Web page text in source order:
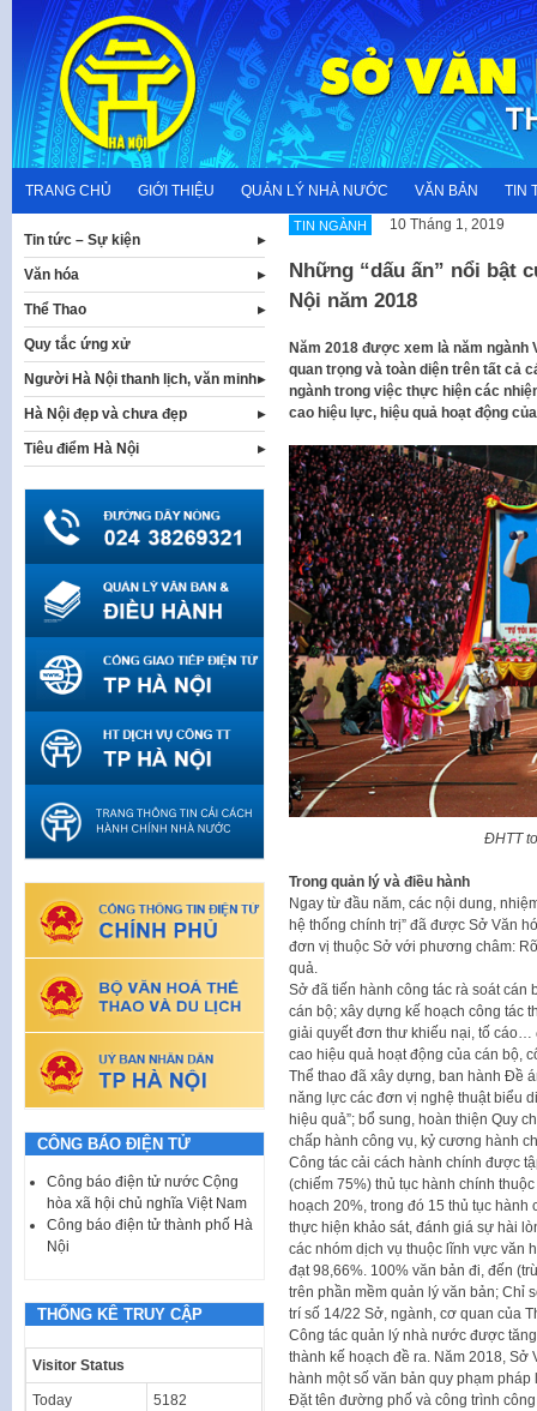
content
TRANG CHỦ GIỚI THIỆU QUẢN LÝ NHÀ NƯỚC VĂN BẢN TIN
TIN NGÀNH 10 Tháng 1, 2019
Những “dấu ấn” nổi bật
Nội năm 2018
Năm 2018 được xem là năm ngành
quan trọng và toàn diện trên tất cả
ngành trong việc thực hiện các
cao hiệu lực, hiệu quả hoạt động
ĐHTT
Trong quản lý và điều hành
Ngay từ đầu năm, các nội dung,
hệ thống chính trị” đã được Sở Văn
đơn vị thuộc Sở với phương châm:
quả.
Sở đã tiến hành công tác rà soát cán
cán bộ; xây dựng kế hoạch công tác
giải quyết đơn thư khiếu nại, tố
cao hiệu quả hoạt động của cán bộ,
Thể thao đã xây dựng, ban hành Đề
năng lực các đơn vị nghệ thuật biểu
hiệu quả”; bổ sung, hoàn thiện Quy
chấp hành công vụ, kỷ cương hành
Công tác cải cách hành chính được
(chiếm 75%) thủ tục hành chính
hoạch 20%, trong đó 15 thủ tục
thực hiện khảo sát, đánh giá sự hài
các nhóm dịch vụ thuộc lĩnh vực văn
đạt 98,66%. 100% văn bản đi, đến
trên phần mềm quản lý văn bản; Chỉ
trí số 14/22 Sở, ngành, cơ quan của
Công tác quản lý nhà nước được
thành kế hoạch đề ra. Năm 2018,
hành một số văn bản quy phạm
Đặt tên đường phố và công trình
Tin tức – Sự kiện
Văn hóa
Thể Thao
Quy tắc ứng xử
Người Hà Nội thanh lịch, văn minh
Hà Nội đẹp và chưa đẹp
Tiêu điểm Hà Nội
CÔNG BÁO ĐIỆN TỬ
Công báo điện tử nước Cộng
hòa xã hội chủ nghĩa Việt Nam
Công báo điện tử thành phố Hà
Nội
THỐNG KÊ TRUY CẬP
Visitor Status
Today 5182